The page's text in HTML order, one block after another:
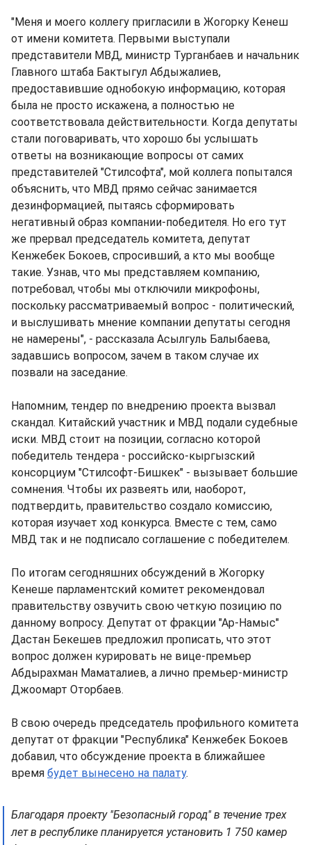
"Меня и моего коллегу пригласили в Жогорку Кенеш
от имени комитета. Первыми выступали
представители МВД, министр Турганбаев и начальник
Главного штаба Бактыгул Абдыжалиев,
предоставившие однобокую информацию, которая
была не просто искажена, а полностью не
соответствовала действительности. Когда депутаты
стали поговаривать, что хорошо бы услышать
ответы на возникающие вопросы от самих
представителей "Стилсофта", мой коллега попытался
объяснить, что МВД прямо сейчас занимается
дезинформацией, пытаясь сформировать
негативный образ компании-победителя. Но его тут
же прервал председатель комитета, депутат
Кенжебек Бокоев, спросивший, а кто мы вообще
такие. Узнав, что мы представляем компанию,
потребовал, чтобы мы отключили микрофоны,
поскольку рассматриваемый вопрос - политический,
и выслушивать мнение компании депутаты сегодня
не намерены", - рассказала Асылгуль Балыбаева,
задавшись вопросом, зачем в таком случае их
позвали на заседание.
Напомним, тендер по внедрению проекта вызвал
скандал. Китайский участник и МВД подали судебные
иски. МВД стоит на позиции, согласно которой
победитель тендера - российско-кыргызский
консорциум "Стилсофт-Бишкек" - вызывает большие
сомнения. Чтобы их развеять или, наоборот,
подтвердить, правительство создало комиссию,
которая изучает ход конкурса. Вместе с тем, само
МВД так и не подписало соглашение с победителем.
По итогам сегодняшних обсуждений в Жогорку
Кенеше парламентский комитет рекомендовал
правительству озвучить свою четкую позицию по
данному вопросу. Депутат от фракции "Ар-Намыс"
Дастан Бекешев предложил прописать, что этот
вопрос должен курировать не вице-премьер
Абдырахман Маматалиев, а лично премьер-министр
Джоомарт Оторбаев.
В свою очередь председатель профильного комитета
депутат от фракции "Республика" Кенжебек Бокоев
добавил, что обсуждение проекта в ближайшее
время будет вынесено на палату.
Благодаря проекту "Безопасный город" в течение трех
лет в республике планируется установить 1 750 камер